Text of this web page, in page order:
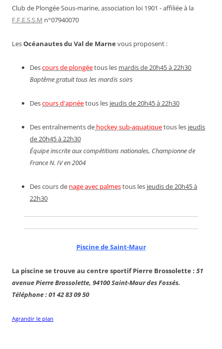
Club de Plongée Sous-marine, association loi 1901 - affiliée à la
F.F.E.S.S.M n°07940070
LesOcéanautes du Val de Marne vous proposent :
Descours de plongéetous les mardis de 20h45 à 22h30
Baptême gratuit tous les mardis soirs
Descours d'apnéetous les jeudis de 20h45 à 22h30
Des entraînements de hockey sub-aquatiquetous les jeudis
de 20h45 à 22h30
Équipe inscrite aux compétitions nationales, Championne de
France N. IV en 2004
Des cours de nage avec palmestous les jeudis de 20h45 à
22h30
Piscine de Saint-Maur
La piscine se trouve au centre sportif Pierre Brossolette : 51
avenue Pierre Brossolette, 94100 Saint-Maur des Fossés.
Téléphone : 01 42 83 09 50
Agrandir le plan